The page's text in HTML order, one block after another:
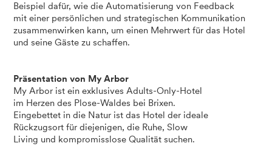
Beispiel dafür, wie die Automatisierung von Feedback
mit einer persönlichen und strategischen Kommunikation
zusammenwirken kann, um einen Mehrwert für das Hotel
und seine Gäste zu schaffen.
Präsentation von My Arbor
My Arbor ist ein exklusives Adults-Only-Hotel
im Herzen des Plose-Waldes bei Brixen.
Eingebettet in die Natur ist das Hotel der ideale
Rückzugsort für diejenigen, die Ruhe, Slow
Living und kompromisslose Qualität suchen.